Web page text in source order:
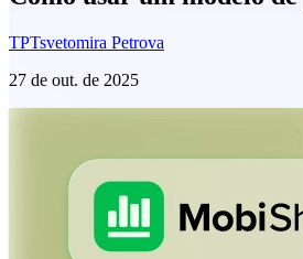
TPTsvetomira Petrova
27 de out. de 2025